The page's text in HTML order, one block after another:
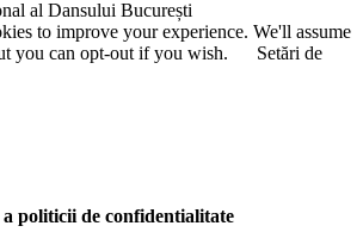
al Dansului București
to improve your experience. We'll assume
you can opt-out if you wish.
Setări de
a politicii de confidentialitate